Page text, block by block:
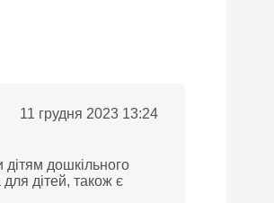
11 грудня 2023 13:24
дошкільного
для дітей, також є